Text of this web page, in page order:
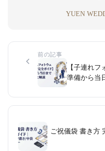
YUEN
前の記事
【子連れフ
準備から当
ご祝儀袋 書き方